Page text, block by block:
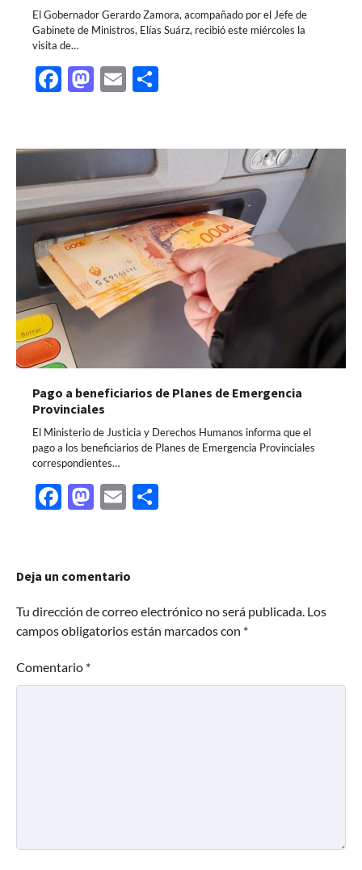
El Gobernador Gerardo Zamora, acompañado por el Jefe de
Gabinete de Ministros, Elías Suárz, recibió este miércoles la
visita de…
Facebook
Mastodon
Email
Pago a beneficiarios de Planes de Emergencia
Provinciales
El Ministerio de Justicia y Derechos Humanos informa que el
pago a los beneficiarios de Planes de Emergencia Provinciales
correspondientes…
Facebook
Mastodon
Email
Deja un comentario
Tu dirección de correo electrónico no será publicada. Los
campos obligatorios están marcados con *
Comentario *